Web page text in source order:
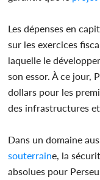
Les dépenses en
sur les exercices
laquelle le
son essor. À ce jour,
dollars pour les
des infrastructures
Dans un domaine
souterraine, la
absolues pour